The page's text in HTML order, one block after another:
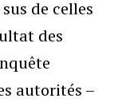
de celles
des
autorités –